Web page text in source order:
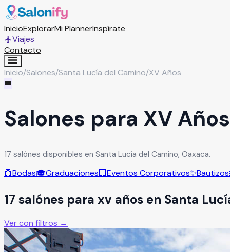
InicioExplorarMi PlannerInspírate
Viajes
Contacto
Inicio/Salones/Santa Lucía del Camino/XV Años
👑
Salones para XV
17 salónes disponibles en Santa Lucía del Camino, Oaxaca.
💍Bodas🎓Graduaciones🏢Eventos Corporativos✨Bautizos
17 salónes para xv años en Santa
Ver con filtros →